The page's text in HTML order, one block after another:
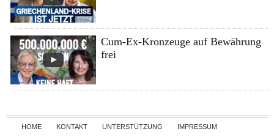
Cum-Ex-Kronzeuge auf Bewährung
frei
Skip to content
HOME KONTAKT UNTERSTÜTZUNG
IMPRESSUM